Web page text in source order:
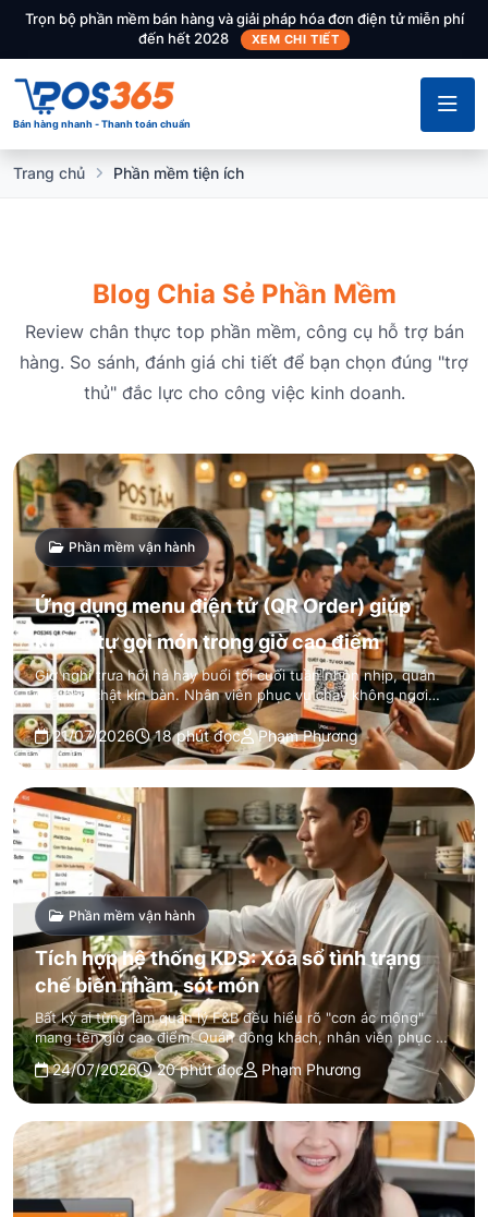
Trọn bộ phần mềm bán hàng và giải pháp hóa đơn điện tử miễn phí
đến hết 2028
XEM CHI TIẾT
Bán hàng nhanh - Thanh toán chuẩn
Trang chủ Phần mềm tiện ích
Blog Chia Sẻ Phần Mềm
Review chân thực top phần mềm, công cụ hỗ trợ bán
hàng. So sánh, đánh giá chi tiết để bạn chọn đúng "trợ
thủ" đắc lực cho công việc kinh doanh.
Phần mềm vận hành
Ứng dụng menu điện tử (QR Order) giúp
khách tự gọi món trong giờ cao điểm
Giờ nghỉ trưa hối hả hay buổi tối cuối tuần nhộn nhịp, quán
của bạn chật kín bàn. Nhân viên phục vụ chạy không ngơi
nghỉ nhưng từ các góc bàn, khách vẫn liên tục vẫy tay gọi. Sự
quá tải này không chỉ làm giảm trải nghiệm…
21/07/2026 18 phút đọc Phạm Phương
Phần mềm vận hành
Tích hợp hệ thống KDS: Xóa sổ tình trạng
chế biến nhầm, sót món
Bất kỳ ai từng làm quản lý F&B đều hiểu rõ "cơn ác mộng"
mang tên giờ cao điểm. Quán đông khách, nhân viên phục vụ
chạy ngược xuôi hét lớn g…
24/07/2026 20 phút đọc Phạm Phương